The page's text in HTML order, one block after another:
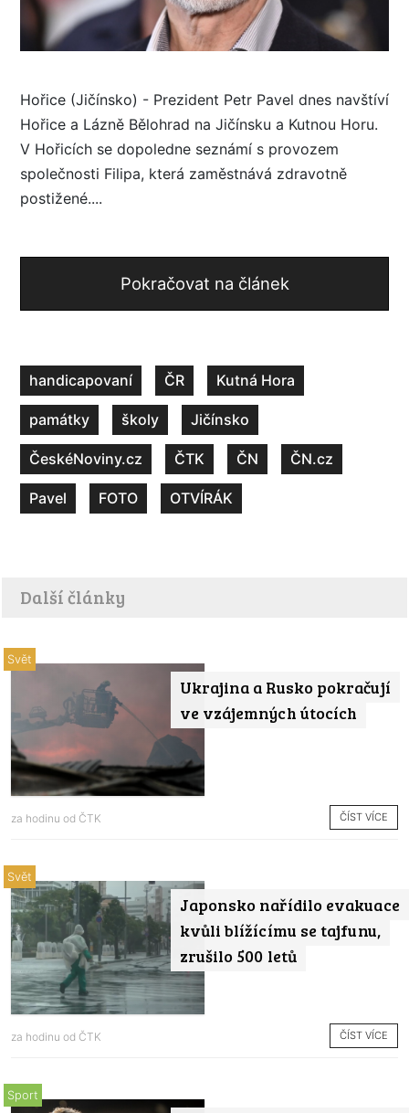
Hořice (Jičínsko) - Prezident Petr Pavel dnes navštíví
Hořice a Lázně Bělohrad na Jičínsku a Kutnou Horu.
V Hořicích se dopoledne seznámí s provozem
společnosti Filipa, která zaměstnává zdravotně
postižené....
Pokračovat na článek
handicapovaní ČR Kutná Hora
památky školy Jičínsko
ČeskéNoviny.cz ČTK ČN ČN.cz
Pavel FOTO OTVÍRÁK
Další články
Ukrajina a Rusko pokračují
ve vzájemných útocích
Svět
za hodinu od ČTK ČÍST VÍCE
Japonsko nařídilo evakuace
kvůli blížícímu se tajfunu,
zrušilo 500 letů
Svět
za hodinu od ČTK ČÍST VÍCE
Sport